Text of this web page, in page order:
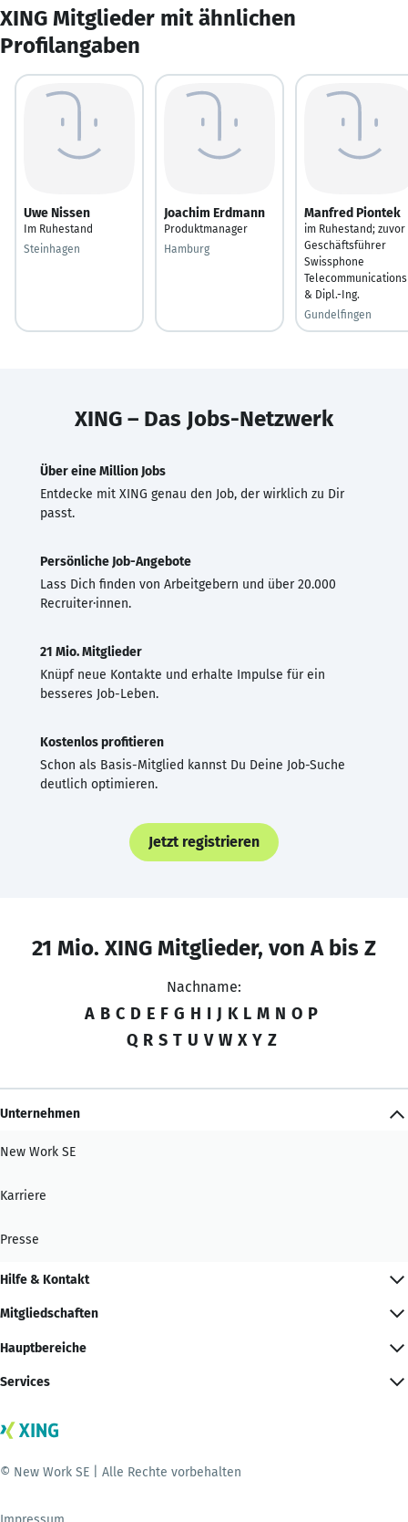
XING Mitglieder mit ähnlichen
Profilangaben
Uwe Nissen
Im Ruhestand
Steinhagen
Joachim Erdmann
Produktmanager
Hamburg
Manfred Piontek
im Ruhestand; zuvor
Geschäftsführer
Swissphone
Telecommunications
& Dipl.-Ing.
Gundelfingen
XING – Das Jobs-Netzwerk
Über eine Million Jobs
Entdecke mit XING genau den Job, der wirklich zu Dir
passt.
Persönliche Job-Angebote
Lass Dich finden von Arbeitgebern und über 20.000
Recruiter·innen.
21 Mio. Mitglieder
Knüpf neue Kontakte und erhalte Impulse für ein
besseres Job-Leben.
Kostenlos profitieren
Schon als Basis-Mitglied kannst Du Deine Job-Suche
deutlich optimieren.
Jetzt registrieren
21 Mio. XING Mitglieder, von A bis Z
Nachname:
A B C D E F G H I J K L M N O P
Q R S T U V W X Y Z
Unternehmen
New Work SE
Karriere
Presse
Hilfe & Kontakt
Mitgliedschaften
Hauptbereiche
Services
© New Work SE | Alle Rechte vorbehalten